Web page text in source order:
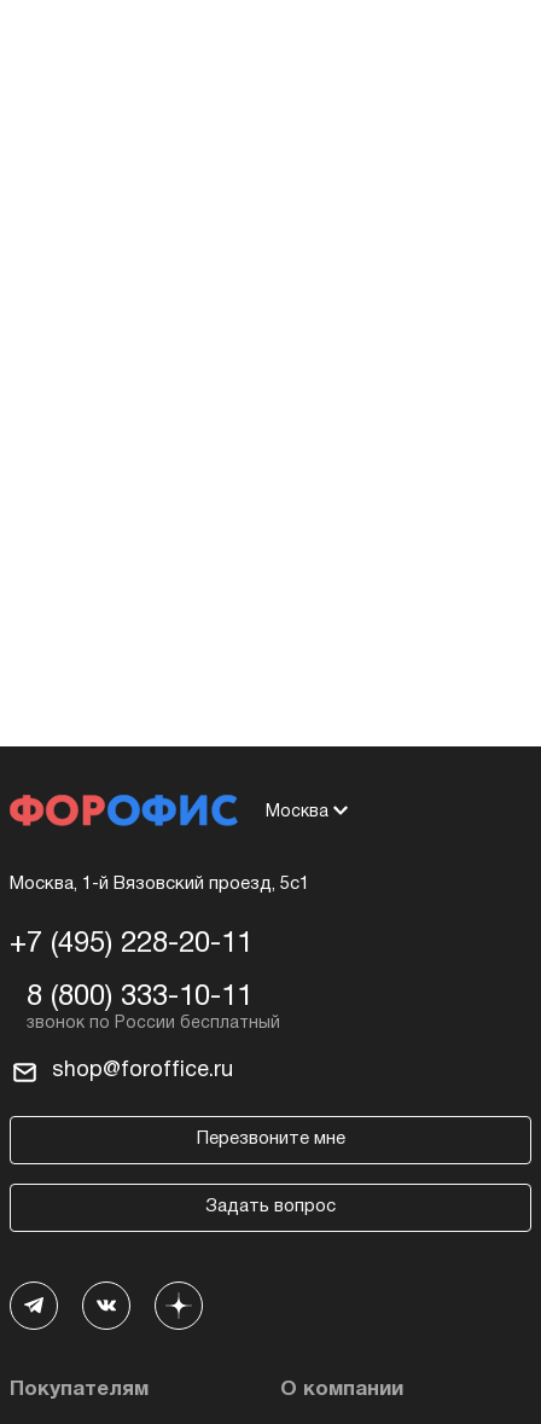
Москва
Москва, 1-й Вязовский проезд, 5с1
+7 (495) 228-20-11
8 (800) 333-10-11
shop@foroffice.ru
Перезвоните мне
Задать вопрос
Покупателям О компании